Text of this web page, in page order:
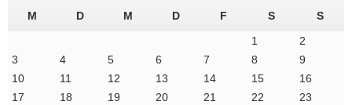
M D M D F S
S
1
2
3
4 5 6 7 8
9
10
11 12 13 14 15
16
17
18 19 20 21 22
23